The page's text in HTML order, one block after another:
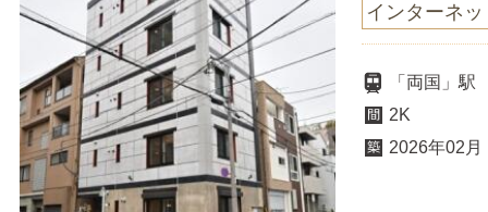
インターネ
「両国」
2K
2026年02月